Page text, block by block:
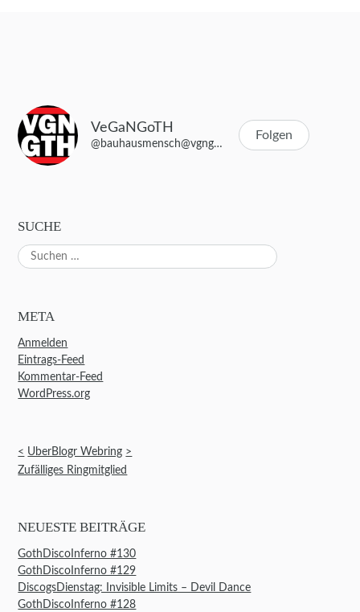
VeGaNGoTH
@bauhausmensch@vgngth.de
Folgen
SUCHE
Suchen
nach:
META
Anmelden
Eintrags-Feed
Kommentar-Feed
WordPress.org
< UberBlogr Webring >
Zufälliges Ringmitglied
NEUESTE BEITRÄGE
GothDiscoInferno #130
GothDiscoInferno #129
DiscogsDienstag: Invisible Limits – Devil Dance
GothDiscoInferno #128